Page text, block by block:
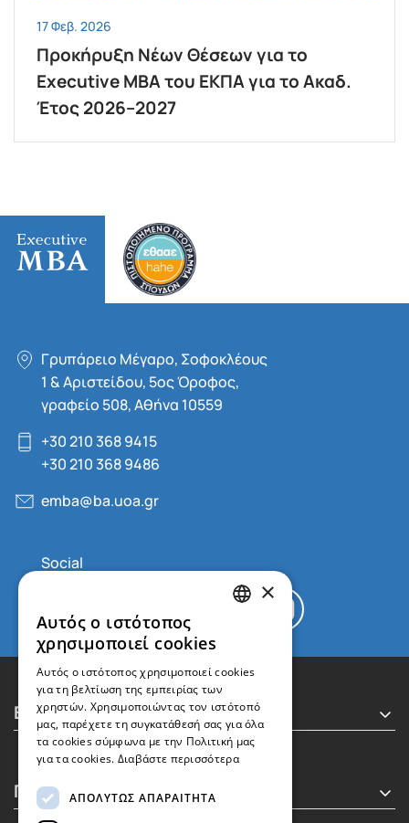
17 Φεβ. 2026
Προκήρυξη Νέων Θέσεων για το
Executive MBA του ΕΚΠΑ για το Ακαδ.
Έτος 2026–2027
Γρυπάρειο Μέγαρο, Σοφοκλέους
1 & Αριστείδου, 5oς Όροφος,
γραφείο 508, Αθήνα 10559
+30 210 368 9415
+30 210 368 9486
emba@ba.uoa.gr
Executive MBA
Πληροφορίες
×
Αυτός ο ιστότοπος
χρησιμοποιεί cookies
Αυτός ο ιστότοπος χρησιμοποιεί cookies
για τη βελτίωση της εμπειρίας των
χρηστών. Χρησιμοποιώντας τον ιστότοπό
μας, παρέχετε τη συγκατάθεσή σας για όλα
τα cookies σύμφωνα με την Πολιτική μας
για τα cookies. Διαβάστε περισσότερα
ΑΠΟΛΎΤΩΣ ΑΠΑΡΑΊΤΗΤΑ